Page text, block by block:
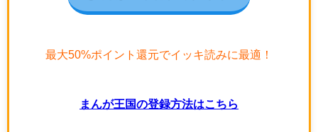
最大50%ポイント還元でイッキ読みに最適！
まんが王国の登録方法はこちら